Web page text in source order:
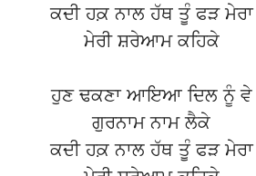
ਕਦੀ ਹਕ਼ ਨਾਲ ਹੱਥ ਤੂੰ ਫੜ ਮੇਰਾ
ਮੇਰੀ ਸ਼ਰੇਆਮ ਕਹਿਕੇ
ਹੁਣ ਢਕਣਾ ਆਇਆ ਦਿਲ ਨੂੰ ਵੇ
ਗੁਰਨਾਮ ਨਾਮ ਲੈਕੇ
ਕਦੀ ਹਕ਼ ਨਾਲ ਹੱਥ ਤੂੰ ਫੜ ਮੇਰਾ